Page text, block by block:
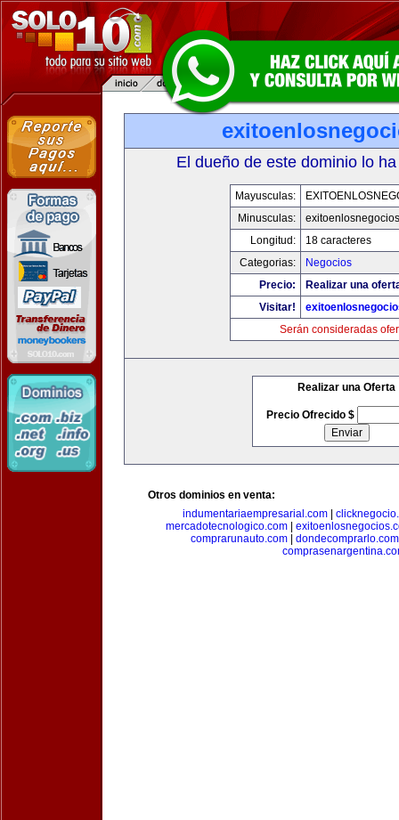
El dueño de este dominio lo
Mayusculas:
Minusculas:
Longitud:
18 caracteres
Categorias:
Negocios
Precio:
Realizar una
Visitar!
Serán consideradas
Realizar una Oferta
Precio Ofrecido $
Otros dominios en venta:
indumentariaempresarial.com
mercadotecnologico.com
comprarunauto.com| dondecomprarlo.com